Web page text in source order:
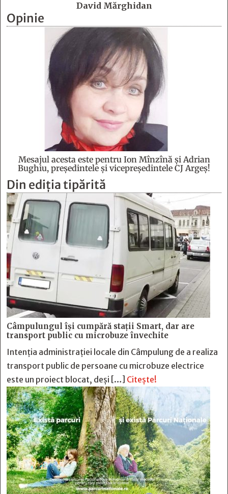
David Mărghidan
Opinie
Mesajul acesta este pentru Ion Mînzînă şi Adrian
Bughiu, preşedintele şi vicepreşedintele CJ Argeş!
Din ediția tipărită
Câmpulungul îşi cumpără staţii Smart, dar are
transport public cu microbuze învechite
Intenția administrației locale din Câmpulung de a realiza
transport public de persoane cu microbuze electrice
este un proiect blocat, deși […] Citește!